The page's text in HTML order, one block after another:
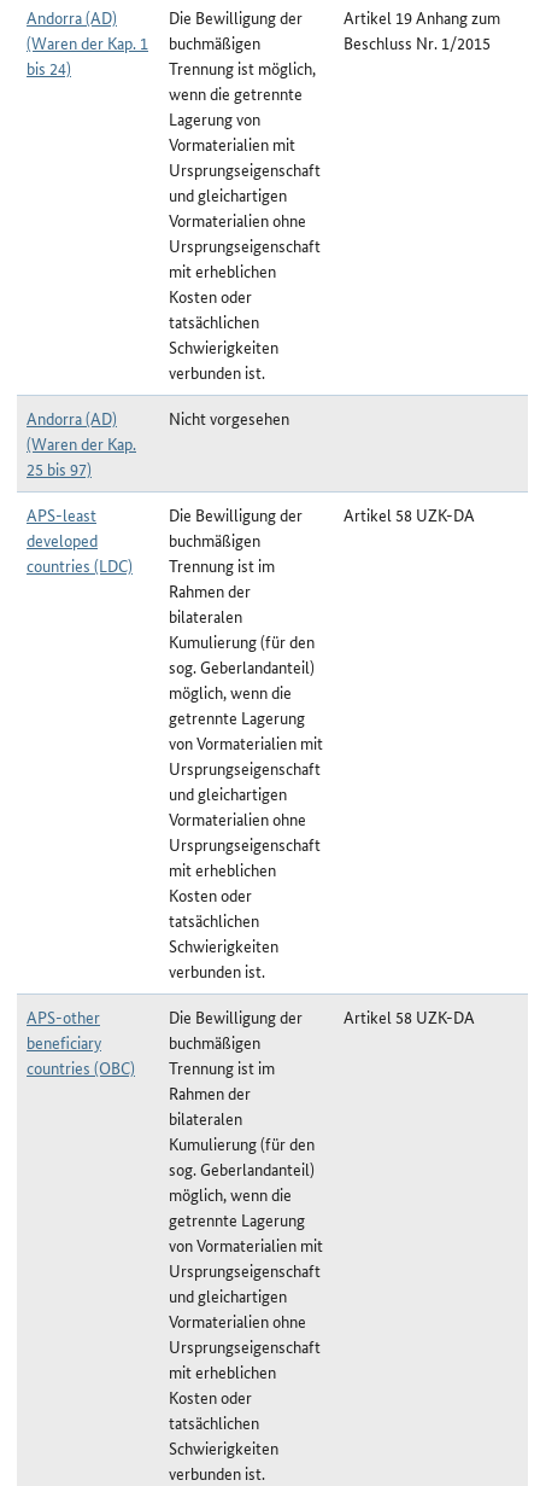
Andorra (AD)
(Waren der Kap. 1
bis 24)
Die Bewilligung der
buchmäßigen
Trennung ist möglich,
wenn die getrennte
Lagerung von
Vormaterialien mit
Ursprungseigenschaft
und gleichartigen
Vormaterialien ohne
Ursprungseigenschaft
mit erheblichen
Kosten oder
tatsächlichen
Schwierigkeiten
verbunden ist.
Artikel 19 Anhang zum
Beschluss Nr. 1/2015
Andorra (AD)
(Waren der Kap.
25 bis 97)
Nicht vorgesehen
APS-least
developed
countries (LDC)
Die Bewilligung der
buchmäßigen
Trennung ist im
Rahmen der
bilateralen
Kumulierung (für den
sog. Geberlandanteil)
möglich, wenn die
getrennte Lagerung
von Vormaterialien mit
Ursprungseigenschaft
und gleichartigen
Vormaterialien ohne
Ursprungseigenschaft
mit erheblichen
Kosten oder
tatsächlichen
Schwierigkeiten
verbunden ist.
Artikel 58 UZK-DA
APS-other
beneficiary
countries (OBC)
Die Bewilligung der
buchmäßigen
Trennung ist im
Rahmen der
bilateralen
Kumulierung (für den
sog. Geberlandanteil)
möglich, wenn die
getrennte Lagerung
von Vormaterialien mit
Ursprungseigenschaft
und gleichartigen
Vormaterialien ohne
Ursprungseigenschaft
mit erheblichen
Kosten oder
tatsächlichen
Schwierigkeiten
verbunden ist.
Artikel 58 UZK-DA